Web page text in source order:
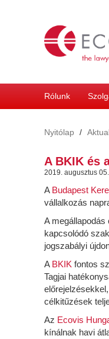
Rólunk
Nyitólap
A BKIK és
2019. augusztus
A Budapest
vállalkozás
A
kapcsolódó
jogszabályi
A BKIK fontos
Tagjai
célkitűzések
Az Ecovis
kínálnak havi